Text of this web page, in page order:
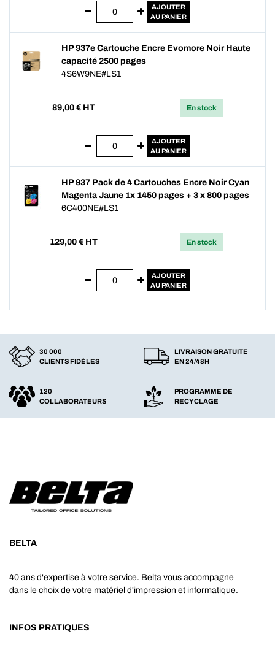
AJOUTER
AU PANIER
HP 937e Cartouche Encre Evomore Noir Haute
capacité 2500 pages
4S6W9NE#LS1
89,00 € HT En stock
AJOUTER
AU PANIER
HP 937 Pack de 4 Cartouches Encre Noir Cyan
Magenta Jaune 1x 1450 pages + 3 x 800 pages
6C400NE#LS1
129,00 € HT En stock
AJOUTER
AU PANIER
30 000
CLIENTS FIDÈLES
LIVRAISON GRATUITE
EN 24/48H
120
COLLABORATEURS
PROGRAMME DE
RECYCLAGE
BELTA
40 ans d'expertise à votre service. Belta vous accompagne
dans le choix de votre matériel d'impression et informatique.
INFOS PRATIQUES